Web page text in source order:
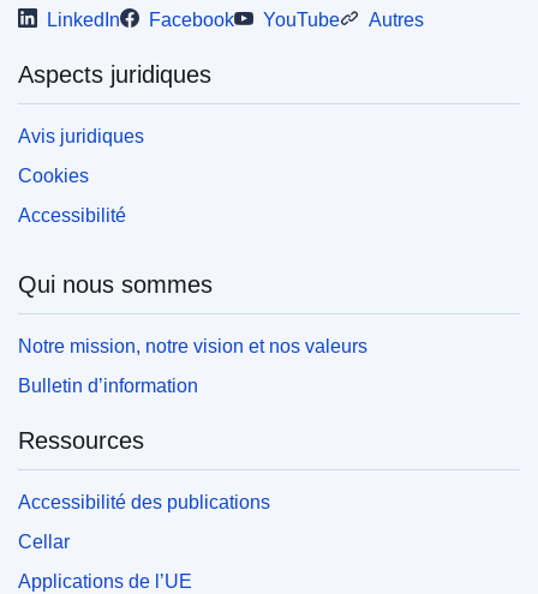
LinkedIn Facebook YouTube Autres
Aspects juridiques
Avis juridiques
Cookies
Accessibilité
Qui nous sommes
Notre mission, notre vision et nos valeurs
Bulletin d’information
Ressources
Accessibilité des publications
Cellar
Applications de l’UE